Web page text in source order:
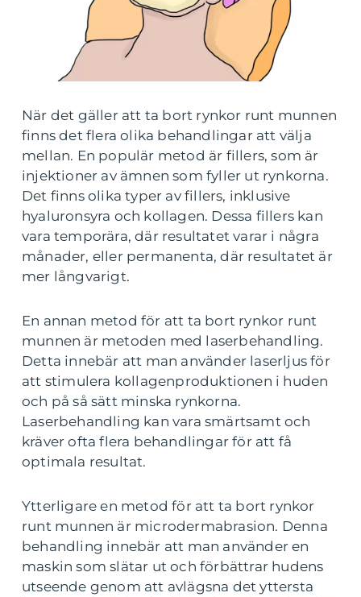
När det gäller att ta bort rynkor runt munnen
finns det flera olika behandlingar att välja
mellan. En populär metod är fillers, som är
injektioner av ämnen som fyller ut rynkorna.
Det finns olika typer av fillers, inklusive
hyaluronsyra och kollagen. Dessa fillers kan
vara temporära, där resultatet varar i några
månader, eller permanenta, där resultatet är
mer långvarigt.
En annan metod för att ta bort rynkor runt
munnen är metoden med laserbehandling.
Detta innebär att man använder laserljus för
att stimulera kollagenproduktionen i huden
och på så sätt minska rynkorna.
Laserbehandling kan vara smärtsamt och
kräver ofta flera behandlingar för att få
optimala resultat.
Ytterligare en metod för att ta bort rynkor
runt munnen är microdermabrasion. Denna
behandling innebär att man använder en
maskin som slätar ut och förbättrar hudens
utseende genom att avlägsna det yttersta